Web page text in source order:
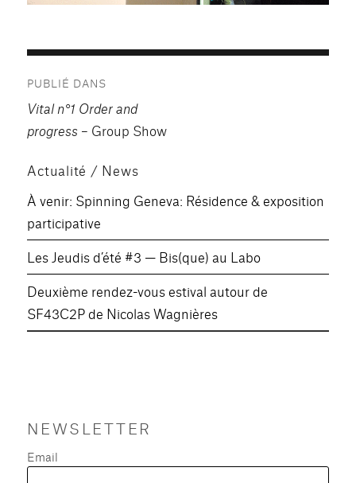
de
l’article
PUBLIÉ DANS
Vital n°1 Order and
progress – Group Show
Actualité / News
À venir: Spinning Geneva: Résidence & exposition
participative
Les Jeudis d’été #3 — Bis(que) au Labo
Deuxième rendez-vous estival autour de
SF43C2P de Nicolas Wagnières
NEWSLETTER
Email